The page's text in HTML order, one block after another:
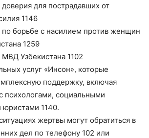
для пострадавших от
1146
по борьбе с насилием против женщин
1259
МВД Узбекистана 1102
услуг «Инсон», которые
поддержку, включая
психологами, социальными
юристами 1140.
жертвы могут обратиться в
дел по телефону 102 или